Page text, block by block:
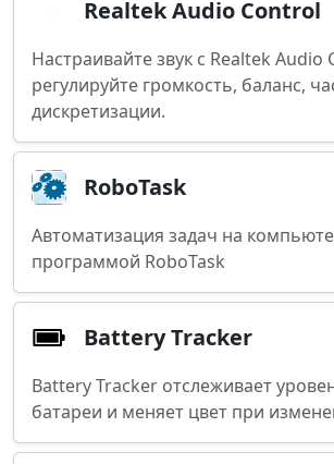
Realtek Audio Control
Настраивайте звук с Realtek Audio
регулируйте громкость, баланс,
дискретизации.
RoboTask
Автоматизация задач на
программой RoboTask
Battery Tracker
Battery Tracker отслеживает
батареи и меняет цвет при